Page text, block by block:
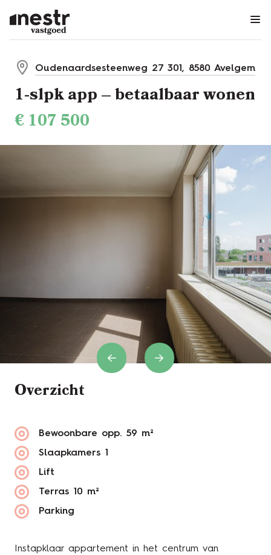
Oudenaardsesteenweg 27 301, 8580 Avelgem
1-slpk app – betaalbaar wonen
€ 107 500
Previous Next
Overzicht
Bewoonbare opp. 59 m²
Slaapkamers 1
Lift
Terras 10 m²
Parking
Instapklaar appartement in het centrum van